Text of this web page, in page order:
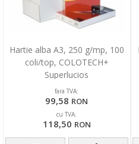
Hartie alba A3, 250 g/mp, 100
coli/top, COLOTECH+
Superlucios
fara TVA:
99,58 RON
cu TVA:
118,50 RON